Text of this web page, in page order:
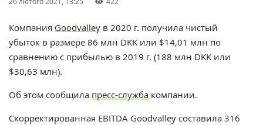
Компания Goodvalley в 2020 г. получила чистый
убыток в размере 86 млн DKK или $14,01 млн по
сравнению с прибылью в 2019 г. (188 млн DKK или
$30,63 млн).
Об этом сообщила пресс-служба компании.
Скорректированная EBITDA Goodvalley составила 316